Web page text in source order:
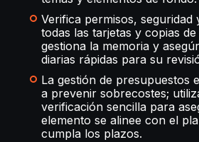
Verifica permisos, seguridad
todas las tarjetas y copias
gestiona la memoria y
diarias rápidas para su
La gestión de presupuestos
a prevenir sobrecostes;
verificación sencilla para
elemento se alinee con el
cumpla los plazos.